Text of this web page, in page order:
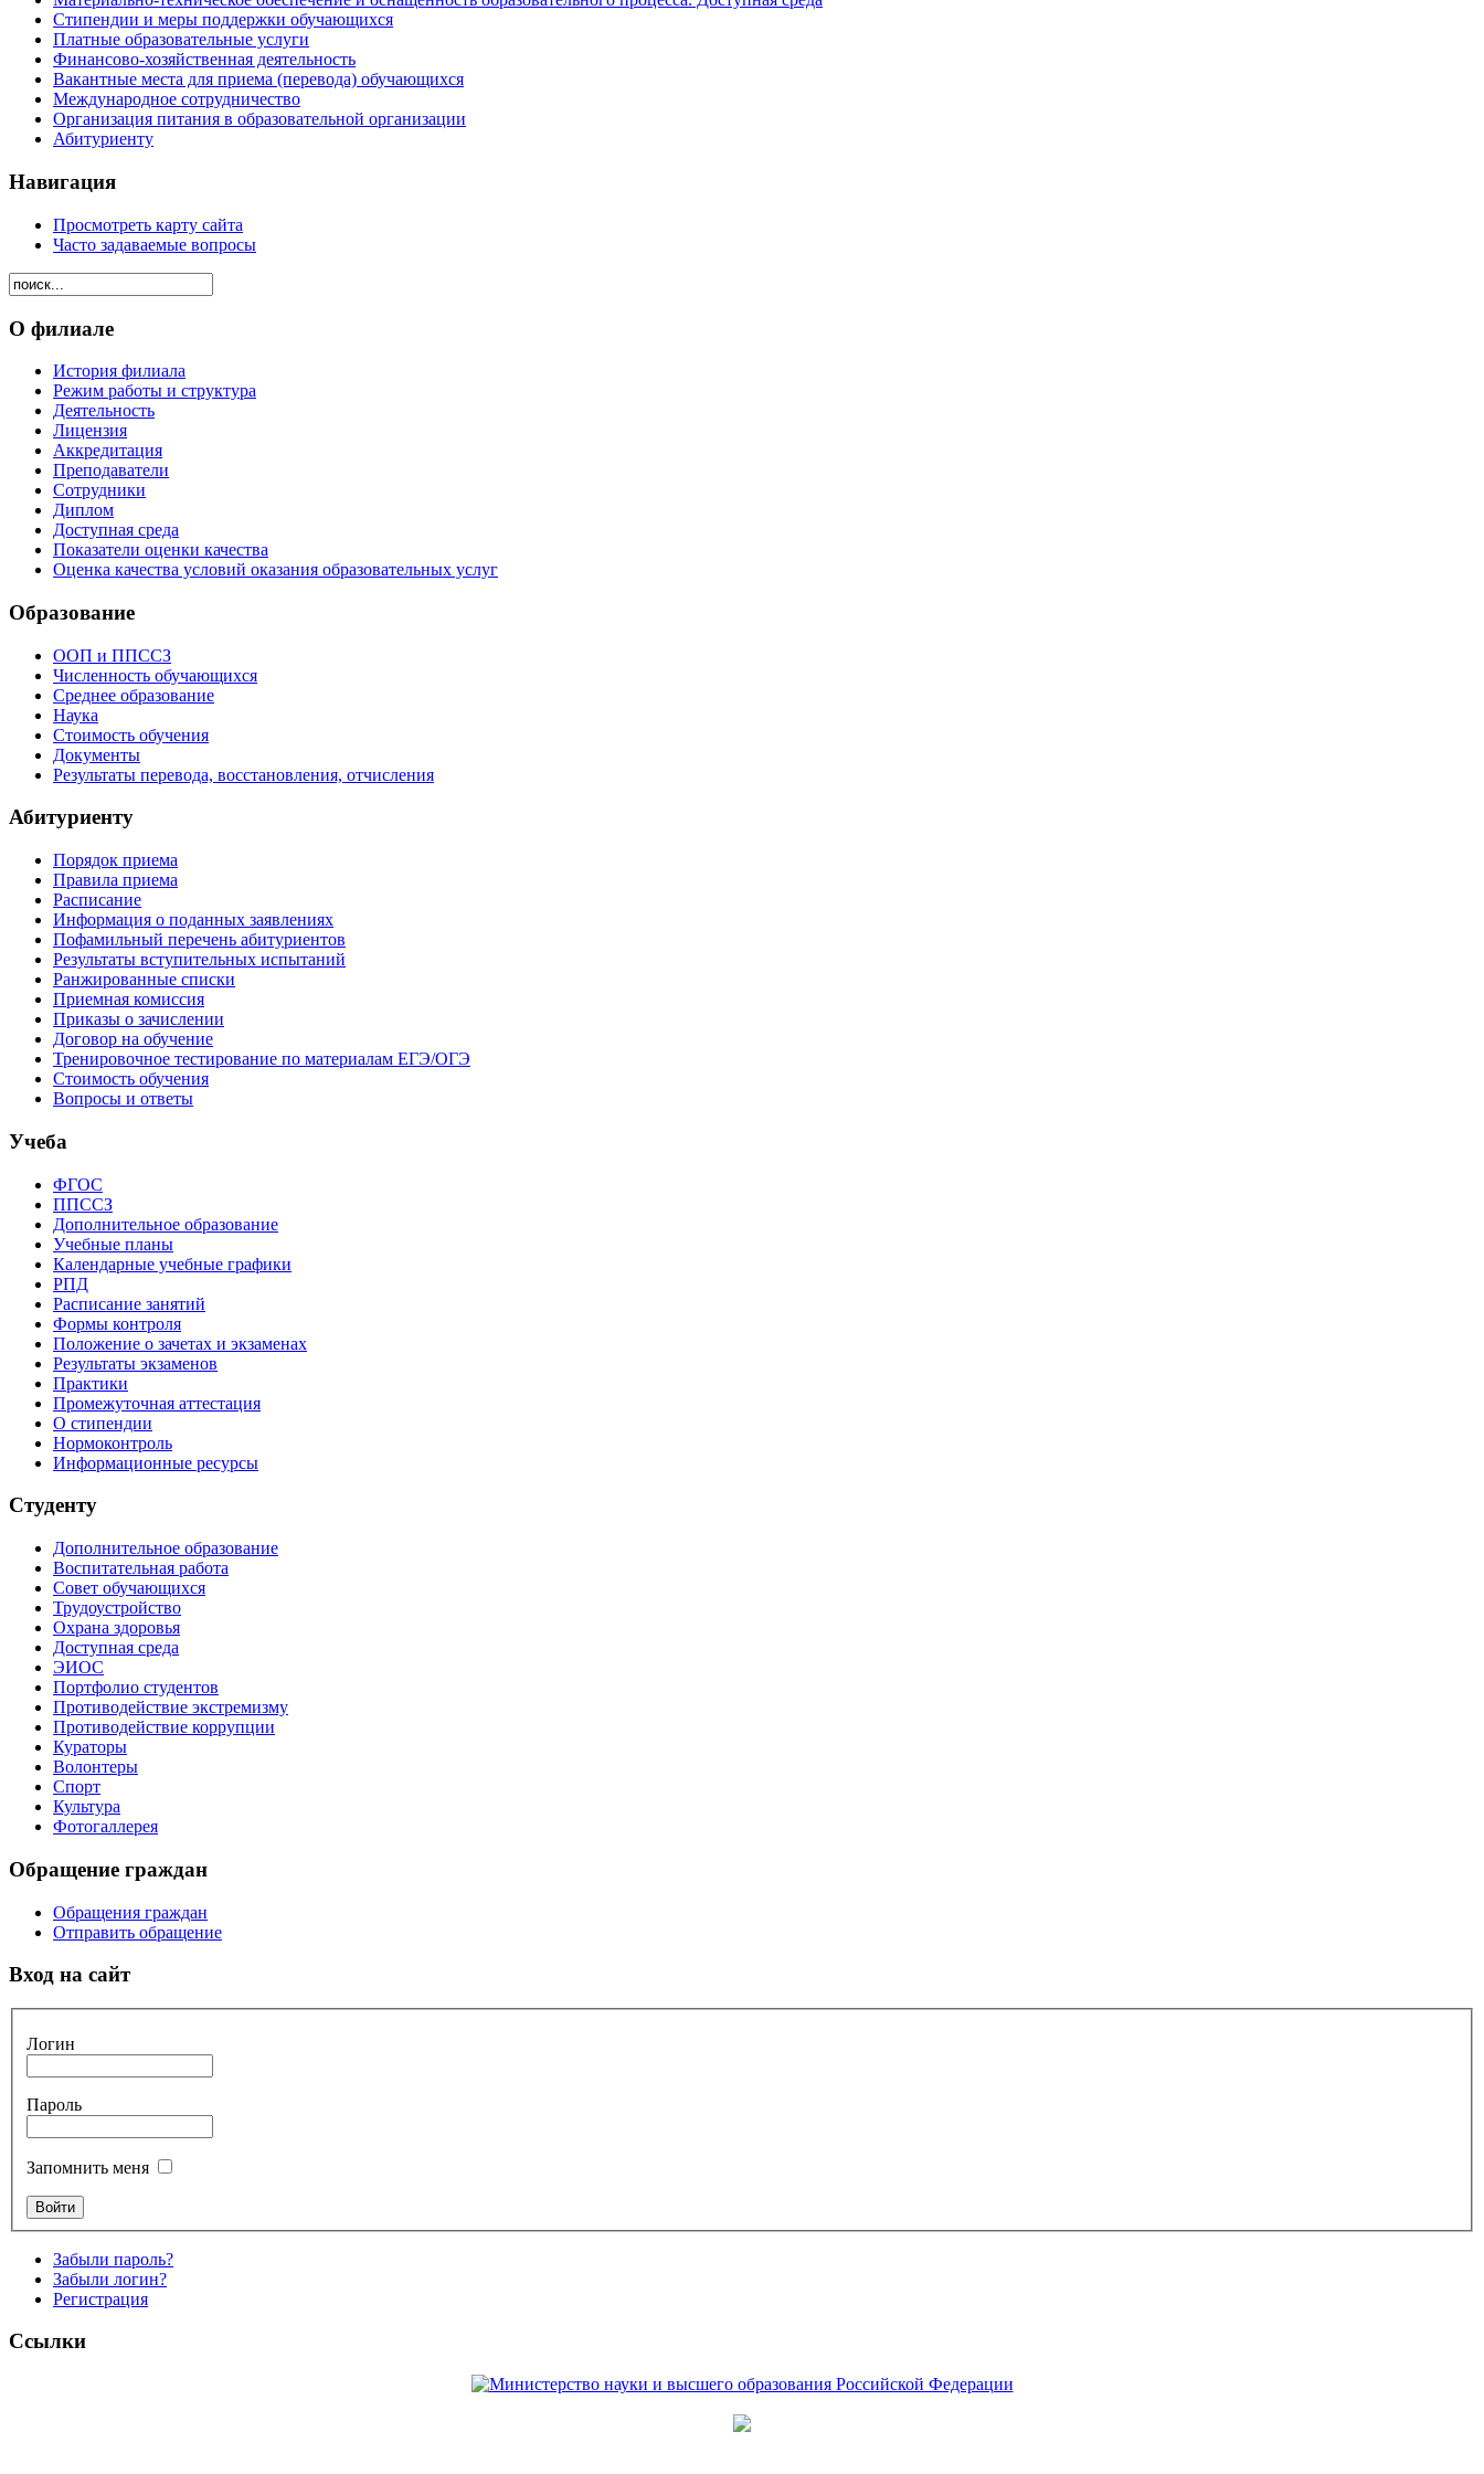
Стипендии и меры поддержки обучающихся
Платные образовательные услуги
Финансово-хозяйственная деятельность
Вакантные места для приема (перевода) обучающихся
Международное сотрудничество
Организация питания в образовательной организации
Абитуриенту
Навигация
Просмотреть карту сайта
Часто задаваемые вопросы
О филиале
История филиала
Режим работы и структура
Деятельность
Лицензия
Аккредитация
Преподаватели
Сотрудники
Диплом
Доступная среда
Показатели оценки качества
Оценка качества условий оказания образовательных услуг
Образование
ООП и ППССЗ
Численность обучающихся
Среднее образование
Наука
Стоимость обучения
Документы
Результаты перевода, восстановления, отчисления
Абитуриенту
Порядок приема
Правила приема
Расписание
Информация о поданных заявлениях
Пофамильный перечень абитуриентов
Результаты вступительных испытаний
Ранжированные списки
Приемная комиссия
Приказы о зачислении
Договор на обучение
Тренировочное тестирование по материалам ЕГЭ/ОГЭ
Стоимость обучения
Вопросы и ответы
Учеба
ФГОС
ППССЗ
Дополнительное образование
Учебные планы
Календарные учебные графики
РПД
Расписание занятий
Формы контроля
Положение о зачетах и экзаменах
Результаты экзаменов
Практики
Промежуточная аттестация
О стипендии
Нормоконтроль
Информационные ресурсы
Студенту
Дополнительное образование
Воспитательная работа
Совет обучающихся
Трудоустройство
Охрана здоровья
Доступная среда
ЭИОС
Портфолио студентов
Противодействие экстремизму
Противодействие коррупции
Кураторы
Волонтеры
Спорт
Культура
Фотогаллерея
Обращение граждан
Обращения граждан
Отправить обращение
Вход на сайт
Логин
Пароль
Запомнить меня
Забыли пароль?
Забыли логин?
Регистрация
Ссылки